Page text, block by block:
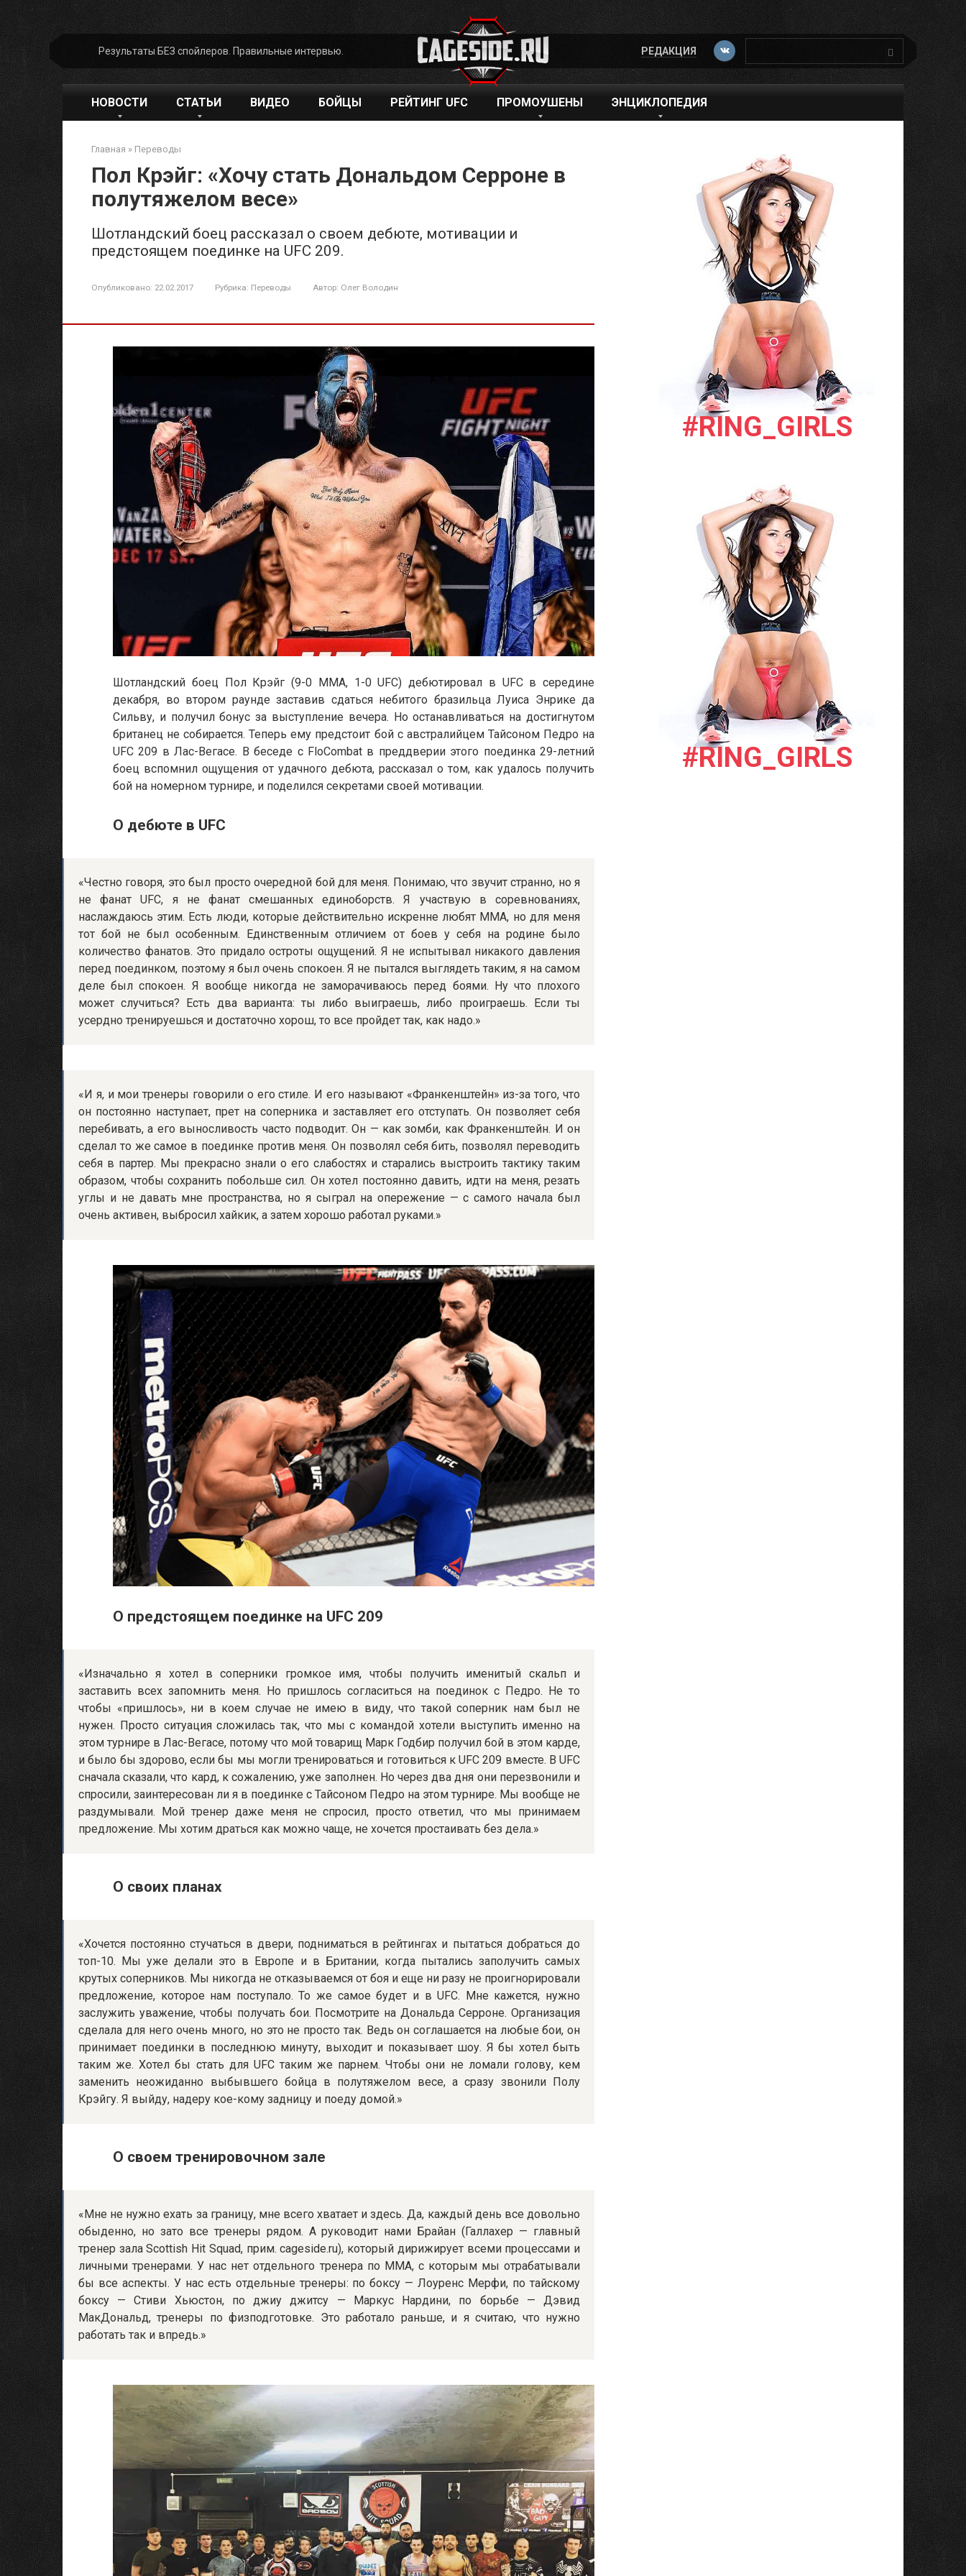
контенту
Результаты БЕЗ спойлеров. Правильные интервью. РЕДАКЦИЯ
НОВОСТИ СТАТЬИ ВИДЕО БОЙЦЫ РЕЙТИНГ UFC ПРОМОУШЕНЫ ЭНЦИКЛОПЕДИЯ
Главная » Переводы
Пол Крэйг: «Хочу стать Дональдом Серроне в
полутяжелом весе»
Шотландский боец рассказал о своем дебюте, мотивации и
предстоящем поединке на UFC 209.
Опубликовано: 22.02.2017 Рубрика: Переводы Автор: Олег Володин
Шотландский боец Пол Крэйг (9-0 MMA, 1-0 UFC) дебютировал в UFC в середине
декабря, во втором раунде заставив сдаться небитого бразильца Луиса Энрике да
Сильву, и получил бонус за выступление вечера. Но останавливаться на достигнутом
британец не собирается. Теперь ему предстоит бой с австралийцем Тайсоном Педро на
UFC 209 в Лас-Вегасе. В беседе с FloCombat в преддверии этого поединка 29-летний
боец вспомнил ощущения от удачного дебюта, рассказал о том, как удалось получить
бой на номерном турнире, и поделился секретами своей мотивации.
О дебюте в UFC
«Честно говоря, это был просто очередной бой для меня. Понимаю, что звучит странно, но я
не фанат UFC, я не фанат смешанных единоборств. Я участвую в соревнованиях,
наслаждаюсь этим. Есть люди, которые действительно искренне любят ММА, но для меня
тот бой не был особенным. Единственным отличием от боев у себя на родине было
количество фанатов. Это придало остроты ощущений. Я не испытывал никакого давления
перед поединком, поэтому я был очень спокоен. Я не пытался выглядеть таким, я на самом
деле был спокоен. Я вообще никогда не заморачиваюсь перед боями. Ну что плохого
может случиться? Есть два варианта: ты либо выиграешь, либо проиграешь. Если ты
усердно тренируешься и достаточно хорош, то все пройдет так, как надо.»
«И я, и мои тренеры говорили о его стиле. И его называют «Франкенштейн» из-за того, что
он постоянно наступает, прет на соперника и заставляет его отступать. Он позволяет себя
перебивать, а его выносливость часто подводит. Он — как зомби, как Франкенштейн. И он
сделал то же самое в поединке против меня. Он позволял себя бить, позволял переводить
себя в партер. Мы прекрасно знали о его слабостях и старались выстроить тактику таким
образом, чтобы сохранить побольше сил. Он хотел постоянно давить, идти на меня, резать
углы и не давать мне пространства, но я сыграл на опережение — с самого начала был
очень активен, выбросил хайкик, а затем хорошо работал руками.»
О предстоящем поединке на UFC 209
«Изначально я хотел в соперники громкое имя, чтобы получить именитый скальп и
заставить всех запомнить меня. Но пришлось согласиться на поединок с Педро. Не то
чтобы «пришлось», ни в коем случае не имею в виду, что такой соперник нам был не
нужен. Просто ситуация сложилась так, что мы с командой хотели выступить именно на
этом турнире в Лас-Вегасе, потому что мой товарищ Марк Годбир получил бой в этом карде,
и было бы здорово, если бы мы могли тренироваться и готовиться к UFC 209 вместе. В UFC
сначала сказали, что кард, к сожалению, уже заполнен. Но через два дня они перезвонили и
спросили, заинтересован ли я в поединке с Тайсоном Педро на этом турнире. Мы вообще не
раздумывали. Мой тренер даже меня не спросил, просто ответил, что мы принимаем
предложение. Мы хотим драться как можно чаще, не хочется простаивать без дела.»
О своих планах
«Хочется постоянно стучаться в двери, подниматься в рейтингах и пытаться добраться до
топ-10. Мы уже делали это в Европе и в Британии, когда пытались заполучить самых
крутых соперников. Мы никогда не отказываемся от боя и еще ни разу не проигнорировали
предложение, которое нам поступало. То же самое будет и в UFC. Мне кажется, нужно
заслужить уважение, чтобы получать бои. Посмотрите на Дональда Серроне. Организация
сделала для него очень много, но это не просто так. Ведь он соглашается на любые бои, он
принимает поединки в последнюю минуту, выходит и показывает шоу. Я бы хотел быть
таким же. Хотел бы стать для UFC таким же парнем. Чтобы они не ломали голову, кем
заменить неожиданно выбывшего бойца в полутяжелом весе, а сразу звонили Полу
Крэйгу. Я выйду, надеру кое-кому задницу и поеду домой.»
О своем тренировочном зале
«Мне не нужно ехать за границу, мне всего хватает и здесь. Да, каждый день все довольно
обыденно, но зато все тренеры рядом. А руководит нами Брайан (Галлахер — главный
тренер зала Scottish Hit Squad, прим. cageside.ru), который дирижирует всеми процессами и
личными тренерами. У нас нет отдельного тренера по ММА, с которым мы отрабатывали
бы все аспекты. У нас есть отдельные тренеры: по боксу — Лоуренс Мерфи, по тайскому
боксу — Стиви Хьюстон, по джиу джитсу — Маркус Нардини, по борьбе — Дэвид
МакДональд, тренеры по физподготовке. Это работало раньше, и я считаю, что нужно
работать так и впредь.»
#RING_GIRLS
#RING_GIRLS